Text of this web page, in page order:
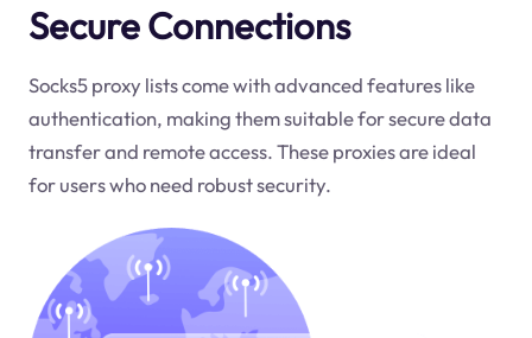
Secure Connections
Socks5 proxy lists come with advanced features like
authentication, making them suitable for secure data
transfer and remote access. These proxies are ideal
for users who need robust security.